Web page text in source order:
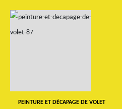
PEINTURE ET DÉCAPAGE DE VOLET